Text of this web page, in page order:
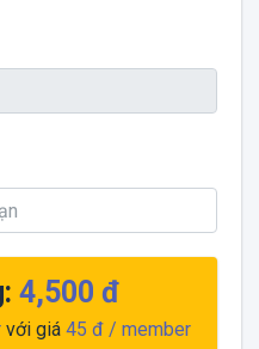
4,500 đ
với giá 45 đ/ member